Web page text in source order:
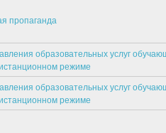
пропаганда
образовательных услуг
режиме
образовательных услуг
режиме